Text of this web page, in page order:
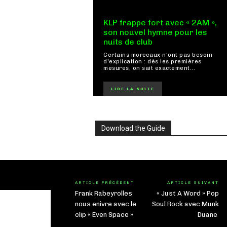
KLP frappe fort avec « 2AM »,
son nouvel hymne pour les
nuits de club
Certains morceaux n'ont pas besoin
d'explication : dès les premières
mesures, on sait exactement...
LIRE LA SUITE
Download the Guide
ARTICLE PRÉCÉDENT
Frank Rabeyrolles
nous enivre avec le
clip « Even Space »
ARTICLE SUIVANT
« Just A Word » Pop
Soul Rock avec Munk
Duane